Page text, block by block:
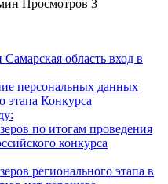
Просмотров 3
область вход в
персональных данных
этапа Конкурса
по итогам проведения
конкурса
регионального этапа в